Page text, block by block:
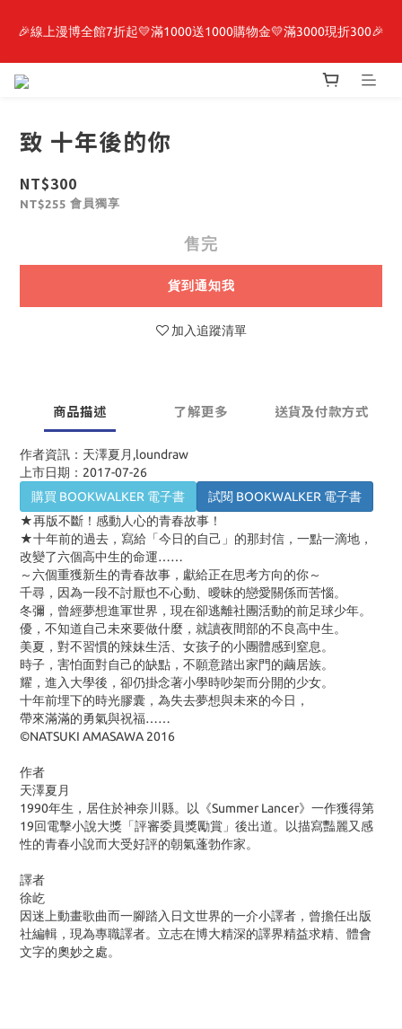
最新開賣🔥「全知讀者視角」 周邊商品
🎉線上漫博全館7折起💛滿1000送1000購物金💛滿3000現折300🎉
【抽籤堂】 影之強者、你又被殺了呢，偵探大人、約會大作戰、
最新開賣🔥「全知讀者視角」 周邊商品
致 十年後的你
NT$300
NT$255 會員獨享
售完
貨到通知我
加入追蹤清單
商品描述 了解更多 送貨及付款方式
作者資訊：天澤夏月,loundraw
上市日期：2017-07-26
購買 BOOKWALKER 電子書
試閱 BOOKWALKER 電子書
★再版不斷！感動人心的青春故事！
★十年前的過去，寫給「今日的自己」的那封信，一點一滴地，
改變了六個高中生的命運……
～六個重獲新生的青春故事，獻給正在思考方向的你～
千尋，因為一段不討厭也不心動、曖昧的戀愛關係而苦惱。
冬彌，曾經夢想進軍世界，現在卻逃離社團活動的前足球少年。
優，不知道自己未來要做什麼，就讀夜間部的不良高中生。
美夏，對不習慣的辣妹生活、女孩子的小團體感到窒息。
時子，害怕面對自己的缺點，不願意踏出家門的繭居族。
耀，進入大學後，卻仍掛念著小學時吵架而分開的少女。
十年前埋下的時光膠囊，為失去夢想與未來的今日，
帶來滿滿的勇氣與祝福……
©NATSUKI AMASAWA 2016
作者
天澤夏月
1990年生，居住於神奈川縣。以《Summer Lancer》一作獲得第
19回電擊小說大獎「評審委員獎勵賞」後出道。以描寫豔麗又感
性的青春小說而大受好評的朝氣蓬勃作家。
譯者
徐屹
因迷上動畫歌曲而一腳踏入日文世界的一介小譯者，曾擔任出版
社編輯，現為專職譯者。立志在博大精深的譯界精益求精、體會
文字的奧妙之處。